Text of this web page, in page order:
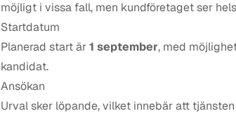
möjligt i vissa fall, men kundföretaget ser
Startdatum
Planerad start är1 september, med
kandidat.
Ansökan
Urval sker löpande, vilket innebär att